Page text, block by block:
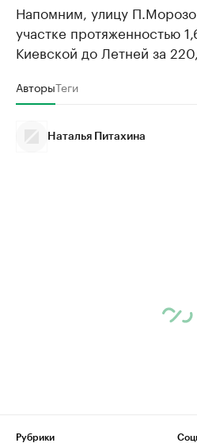
Напомним, улицу
участке протяженностью
Киевской до Летней за
АвторыТеги
Наталья Питахина
Рубрики